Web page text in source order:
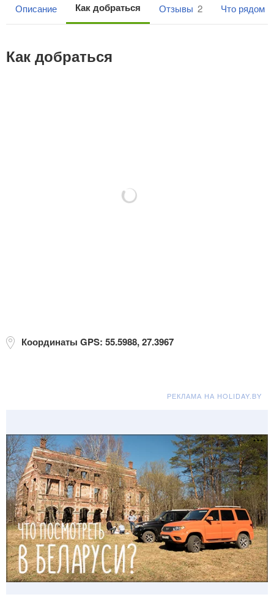
Описание Как добраться Отзывы 2 Что рядом
Как добраться
Координаты GPS: 55.5988, 27.3967
РЕКЛАМА НА HOLIDAY.BY